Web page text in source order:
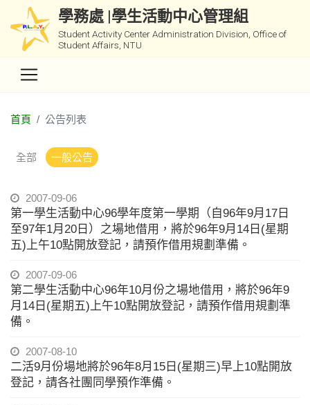
學務處 |學生活動中心管理組
Student Activity Center Administration Division, Office of
Student Affairs, NTU
首頁 公告列表
全部 一般公告
2007-09-06
第一學生活動中心96學年度第一學期（自96年9月17日
至97年1月20日）之場地借用，將於96年9月14日(星期
五)上午10點開放登記，請預作借用規劃準備。
2007-09-06
第二學生活動中心96年10月份之場地借用，將於96年9
月14日(星期五)上午10點開放登記，請預作借用規劃準
備。
2007-08-10
二活9月份場地將於96年8月15日(星期三)早上10點開放
登記，請各社團同學預作準備。